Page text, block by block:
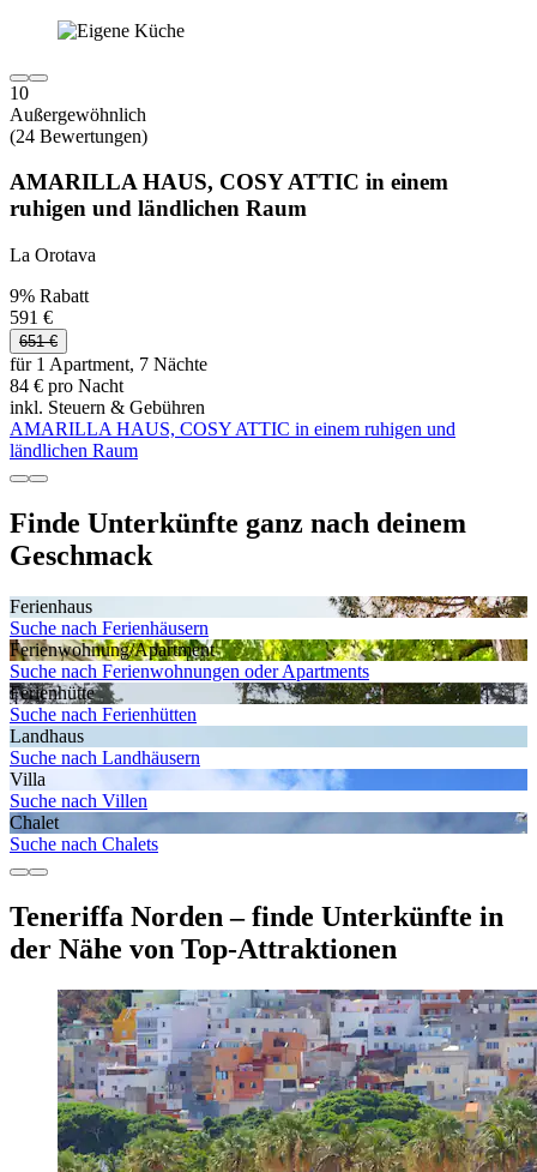
10
Außergewöhnlich
(24 Bewertungen)
AMARILLA HAUS, COSY ATTIC in einem
ruhigen und ländlichen Raum
La Orotava
9% Rabatt
591 €
651 €
für 1 Apartment, 7 Nächte
84 € pro Nacht
inkl. Steuern & Gebühren
AMARILLA HAUS, COSY ATTIC in einem ruhigen und
ländlichen Raum
Finde Unterkünfte ganz nach deinem
Geschmack
Ferienhaus
Suche nach Ferienhäusern
Ferienwohnung/Apartment
Suche nach Ferienwohnungen oder Apartments
Ferienhütte
Suche nach Ferienhütten
Landhaus
Suche nach Landhäusern
Villa
Suche nach Villen
Chalet
Suche nach Chalets
Teneriffa Norden – finde Unterkünfte in
der Nähe von Top-Attraktionen